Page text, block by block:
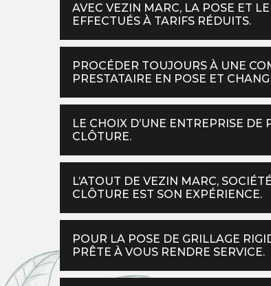
AVEC VEZIN MARC, LA POSE ET
EFFECTUÉS À TARIFS RÉDUITS.
PROCÉDER TOUJOURS À UNE
PRESTATAIRE EN POSE ET
LE CHOIX D’UNE ENTREPRISE
CLÔTURE.
L’ATOUT DE VEZIN MARC,
CLÔTURE EST SON EXPÉRIENCE.
POUR LA POSE DE GRILLAGE
PRÊTE À VOUS RENDRE SERVICE.